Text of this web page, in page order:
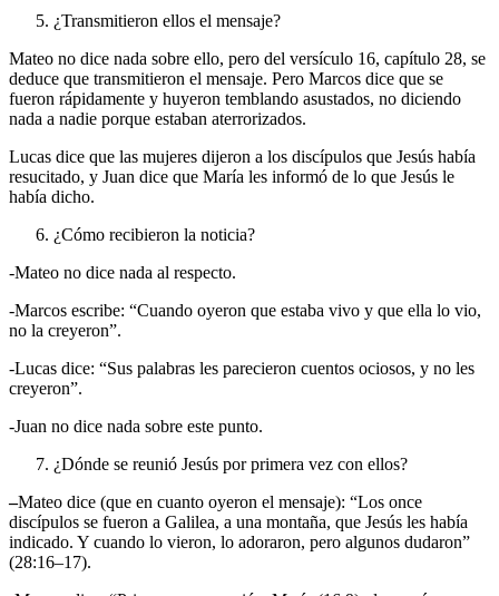
¿Transmitieron ellos el mensaje?
Mateo no dice nada sobre ello, pero del versículo 16, capítulo 28, se
deduce que transmitieron el mensaje. Pero Marcos dice que se
fueron rápidamente y huyeron temblando asustados, no diciendo
nada a nadie porque estaban aterrorizados.
Lucas dice que las mujeres dijeron a los discípulos que Jesús había
resucitado, y Juan dice que María les informó de lo que Jesús le
había dicho.
¿Cómo recibieron la noticia?
-Mateo no dice nada al respecto.
-Marcos escribe: “Cuando oyeron que estaba vivo y que ella lo vio,
no la creyeron”.
-Lucas dice: “Sus palabras les parecieron cuentos ociosos, y no les
creyeron”.
-Juan no dice nada sobre este punto.
¿Dónde se reunió Jesús por primera vez con ellos?
–Mateo dice (que en cuanto oyeron el mensaje): “Los once
discípulos se fueron a Galilea, a una montaña, que Jesús les había
indicado. Y cuando lo vieron, lo adoraron, pero algunos dudaron”
(28:16–17).